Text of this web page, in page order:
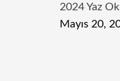
2024 Yaz
Mayıs 20,